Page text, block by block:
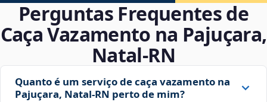
Perguntas Frequentes de
Caça Vazamento na Pajuçara,
Natal‑RN
Quanto é um serviço de caça vazamento na
Pajuçara, Natal‑RN perto de mim?